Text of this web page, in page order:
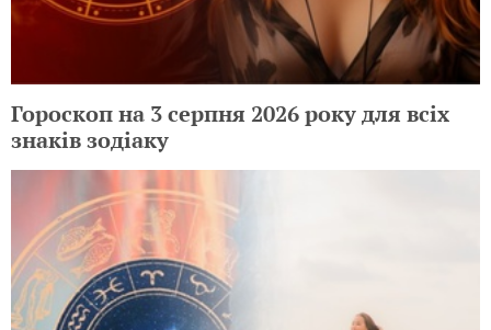
Гороскоп на 3 серпня 2026 року для всіх
знаків зодіаку